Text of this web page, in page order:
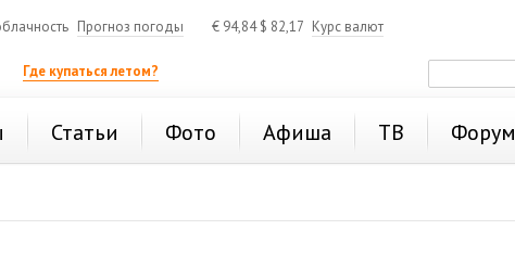
Прогноз погоды € 94,84$ 82,17 Курс валют
Где купаться летом?
Статьи Фото Афиша ТВ Форум